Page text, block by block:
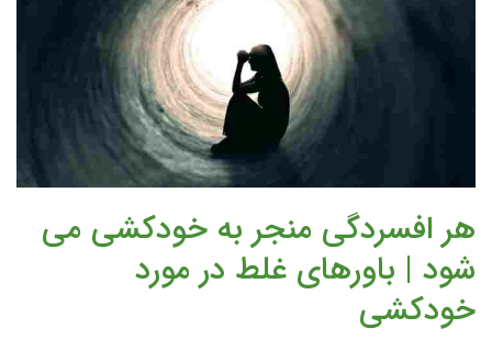
هر افسردگی منجر به خودکشی می
شود | باورهای غلط در مورد
خودکشی